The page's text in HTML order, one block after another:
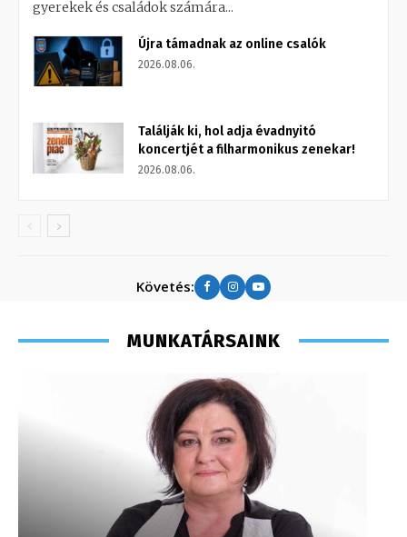
gyerekek és családok számára...
Újra támadnak az online csalók
2026.08.06.
Találják ki, hol adja évadnyitó
koncertjét a filharmonikus zenekar!
2026.08.06.
Követés:
MUNKATÁRSAINK